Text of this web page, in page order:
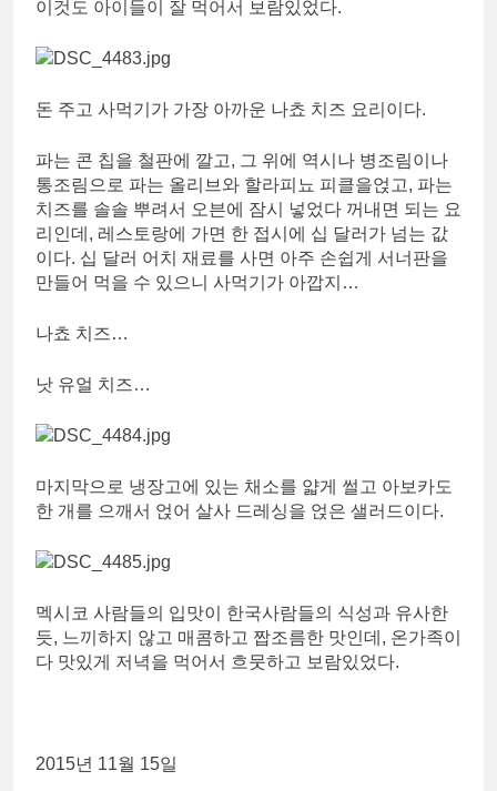
이것도 아이들이 잘 먹어서 보람있었다.
돈 주고 사먹기가 가장 아까운 나쵸 치즈 요리이다.
파는 콘 칩을 철판에 깔고, 그 위에 역시나 병조림이나
통조림으로 파는 올리브와 할라피뇨 피클을얹고, 파는
치즈를 솔솔 뿌려서 오븐에 잠시 넣었다 꺼내면 되는 요
리인데, 레스토랑에 가면 한 접시에 십 달러가 넘는 값
이다. 십 달러 어치 재료를 사면 아주 손쉽게 서너판을
만들어 먹을 수 있으니 사먹기가 아깝지…
나쵸 치즈…
낫 유얼 치즈…
마지막으로 냉장고에 있는 채소를 얇게 썰고 아보카도
한 개를 으깨서 얹어 살사 드레싱을 얹은 샐러드이다.
멕시코 사람들의 입맛이 한국사람들의 식성과 유사한
듯, 느끼하지 않고 매콤하고 짭조름한 맛인데, 온가족이
다 맛있게 저녁을 먹어서 흐뭇하고 보람있었다.
2015년 11월 15일